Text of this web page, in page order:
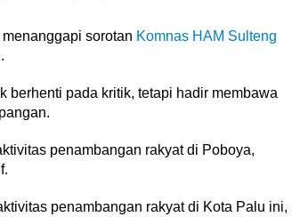
sorotan Komnas HAM Sulteng
berhenti pada kritik, tetapi hadir membawa
penambangan rakyat di Poboya,
penambangan rakyat di Kota Palu ini,